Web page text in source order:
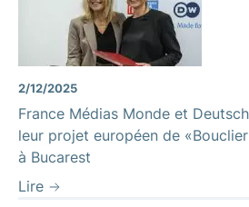
2/12/2025
France Médias Monde et
leur projet européen de
à Bucarest
Lire